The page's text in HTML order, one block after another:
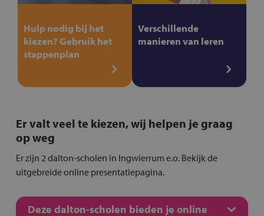
Hulp nodig bij het
kiezen? Gebruik het
stappenplan
Verschillende
manieren van leren
Er valt veel te kiezen, wij helpen je graag
op weg
Er zijn 2 dalton-scholen in Ingwierrum e.o. Bekijk de
uitgebreide online presentatiepagina.
Deze dalton-scholen bieden je online